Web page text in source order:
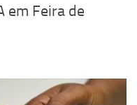
em Feira de